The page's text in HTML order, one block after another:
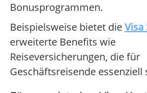
Bonusprogrammen.
Beispielsweise bietet dieVisa
erweiterte Benefits wie
Reiseversicherungen, die für
Geschäftsreisende essenziell